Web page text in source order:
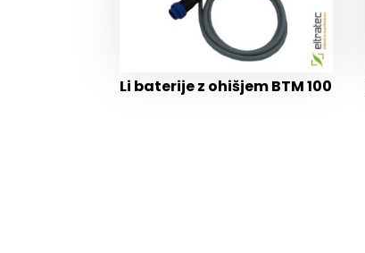
Li baterije z ohišjem BTM 100